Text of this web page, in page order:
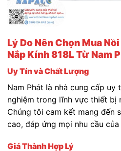
Lý Do Nên Chọn Mua
Nắp Kính 818L Từ Nam
Uy Tín và Chất Lượng
Nam Phát là nhà cung cấp uy
nghiệm trong lĩnh vực thiết bị
Chúng tôi cam kết mang đến
cao, đáp ứng mọi nhu cầu của
Giá Thành Hợp Lý